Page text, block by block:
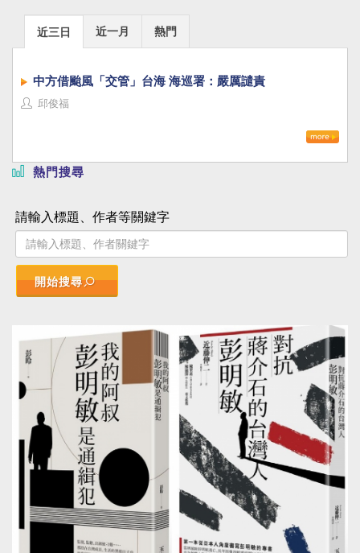
近三日 近一月 熱門
中方借颱風「交管」台海 海巡署：嚴厲譴責
邱俊福
熱門搜尋
請輸入標題、作者等關鍵字
開始搜尋